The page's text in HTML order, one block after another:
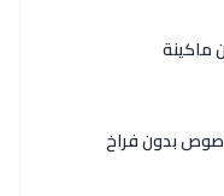
ماكينة
صوص بدون فراخ